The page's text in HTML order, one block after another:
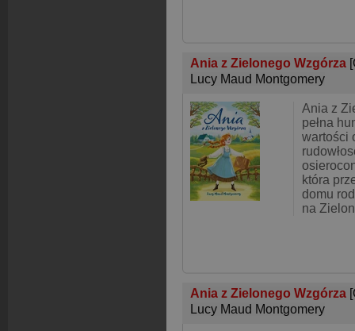
Ania z Zielonego Wzgórza
Lucy Maud Montgomery
Ania z
pełna
wartości
która
domu
na
Ania z Zielonego Wzgórza
Lucy Maud Montgomery